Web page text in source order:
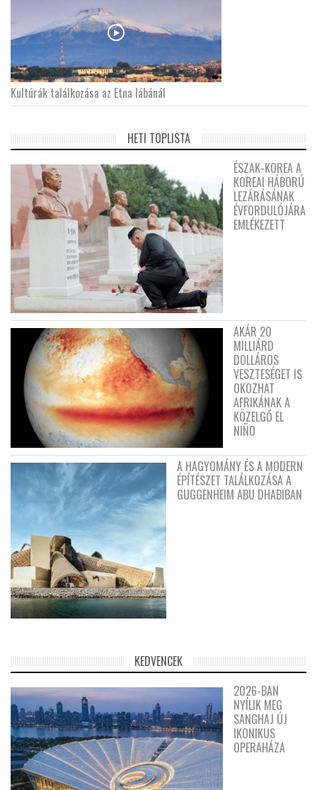
Kultúrák találkozása az Etna lábánál
HETI TOPLISTA
ÉSZAK-KOREA A
KOREAI HÁBORÚ
LEZÁRÁSÁNAK
ÉVFORDULÓJÁRA
EMLÉKEZETT
AKÁR 20
MILLIÁRD
DOLLÁROS
VESZTESÉGET IS
OKOZHAT
AFRIKÁNAK A
KÖZELGŐ EL
NIÑO
A HAGYOMÁNY ÉS A MODERN
ÉPÍTÉSZET TALÁLKOZÁSA A
GUGGENHEIM ABU DHABIBAN
KEDVENCEK
2026-BAN
NYÍLIK MEG
SANGHAJ ÚJ
IKONIKUS
OPERAHÁZA